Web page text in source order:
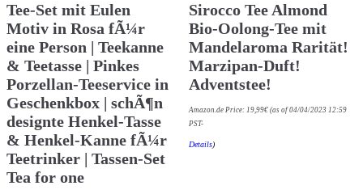
Tee-Set mit Eulen
Motiv in Rosa fÃ¼r
eine Person | Teekanne
& Teetasse | Pinkes
Porzellan-Teeservice in
Geschenkbox | schÃ¶n
designte Henkel-Tasse
& Henkel-Kanne fÃ¼r
Teetrinker | Tassen-Set
Tea for one
Sirocco Tee Almond
Bio-Oolong-Tee mit
Mandelaroma Rarität!
Marzipan-Duft!
Adventstee!
Amazon.de Price: 19,99€(as of 04/04/2023 12:59
PST-
Details)